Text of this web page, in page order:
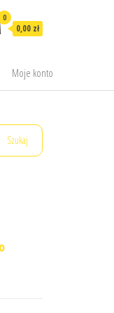
0
0,00 zł
Moje konto
Szukaj